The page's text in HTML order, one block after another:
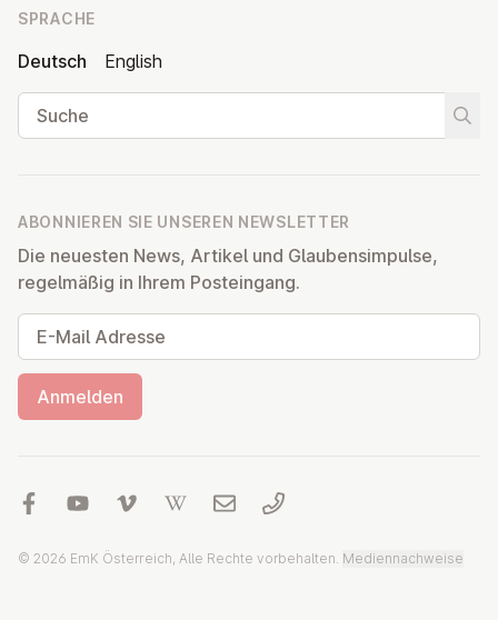
SPRACHE
Deutsch
English
Suche
ABONNIEREN SIE UNSEREN NEWSLETTER
Die neuesten News, Artikel und Glaubensimpulse,
regelmäßig in Ihrem Posteingang.
E-Mail Adresse
Anmelden
© 2026 EmK Österreich, Alle Rechte vorbehalten. Mediennachweise